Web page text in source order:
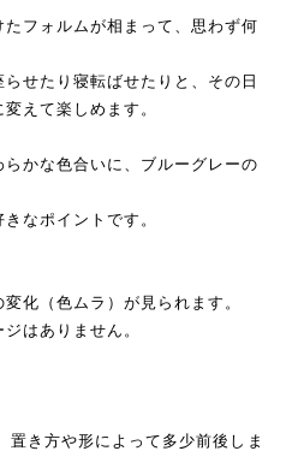
フォルムが相まって、思わず何
せたり寝転ばせたりと、その日
えて楽しめます。
かな色合いに、ブルーグレーの
なポイントです。
化（色ムラ）が見られます。
はありません。
置き方や形によって多少前後しま